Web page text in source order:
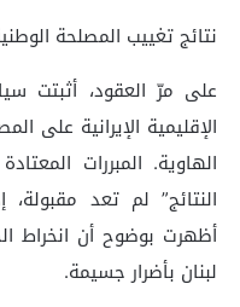
نتائج تغييب المصلحة
على مرّ العقود، أثبتت
الإقليمية الإيرانية على
الهاوية. المبررات
النتائج” لم تعد
أظهرت بوضوح أن انخراط
لبنان بأضرار جسيمة.